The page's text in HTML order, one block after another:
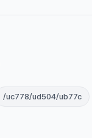
/uc778/ud504/ub77c